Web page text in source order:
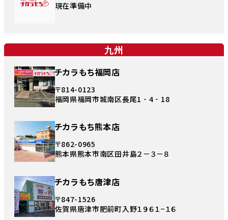
現在準備中
九州
チカラもち福岡店
〒814-0123
福岡県福岡市城南区長尾1‐4‐18
チカラもち熊本店
〒862-0965
熊本県熊本市南区田井島２－３－８
チカラもち唐津店
〒847-1526
佐賀県唐津市肥前町入野１９６１−１６